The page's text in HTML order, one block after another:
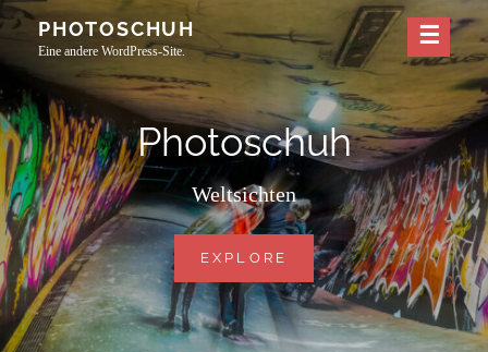
Skip
content
PHOTOSCHUH
Eine andere WordPress-Site.
Photoschuh
Weltsichten
EXPLORE PHOTOSCHUH